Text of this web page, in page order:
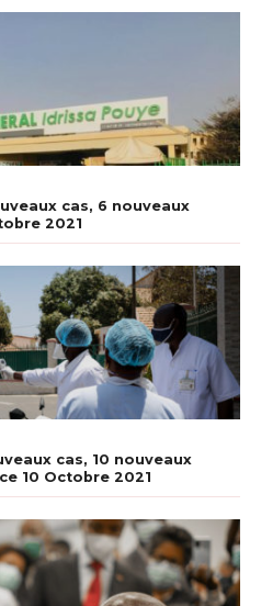
cas, 6 nouveaux
2021
cas, 10 nouveaux
10 Octobre 2021